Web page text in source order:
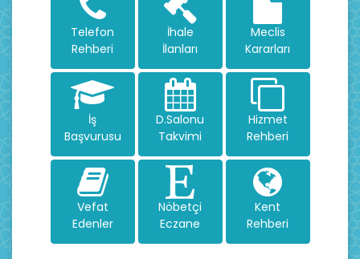
Telefon
Rehberi
İhale
İlanları
Meclis
Kararları
İş
Başvurusu
D.Salonu
Takvimi
Hizmet
Rehberi
Vefat
Edenler
Nöbetçi
Eczane
Kent
Rehberi